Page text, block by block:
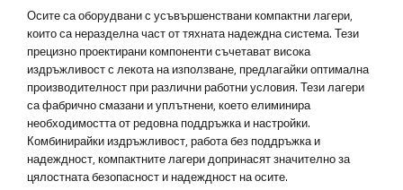
Осите са оборудвани с усъвършенствани компактни лагери,
които са неразделна част от тяхната надеждна система. Тези
прецизно проектирани компоненти съчетават висока
издръжливост с лекота на използване, предлагайки оптимална
производителност при различни работни условия. Тези лагери
са фабрично смазани и уплътнени, което елиминира
необходимостта от редовна поддръжка и настройки.
Комбинирайки издръжливост, работа без поддръжка и
надеждност, компактните лагери допринасят значително за
цялостната безопасност и надеждност на осите.